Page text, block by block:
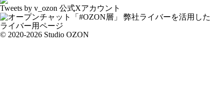
Tweets by v_ozon 公式Xアカウント
弊社ライバーを活用した
ライバー用ページ
© 2020-2026 Studio OZON